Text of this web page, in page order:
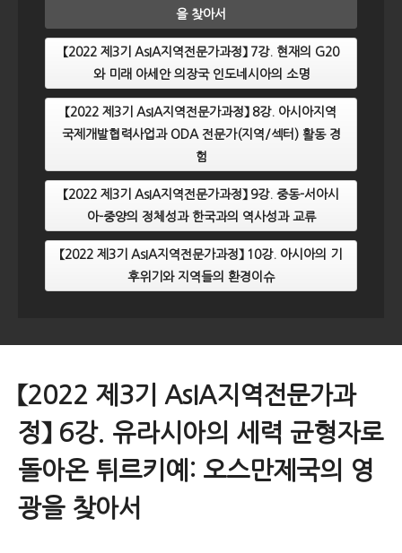
을 찾아서
【2022 제3기 AsIA지역전문가과정】 7강. 현재의 G20
와 미래 아세안 의장국 인도네시아의 소명
【2022 제3기 AsIA지역전문가과정】 8강. 아시아지역
국제개발협력사업과 ODA 전문가(지역/섹터) 활동 경
험
【2022 제3기 AsIA지역전문가과정】 9강. 중동-서아시
아-중양의 정체성과 한국과의 역사성과 교류
【2022 제3기 AsIA지역전문가과정】 10강. 아시아의 기
후위기와 지역들의 환경이슈
【2022 제3기 AsIA지역전문가과
정】 6강. 유라시아의 세력 균형자로
돌아온 튀르키예: 오스만제국의 영
광을 찾아서